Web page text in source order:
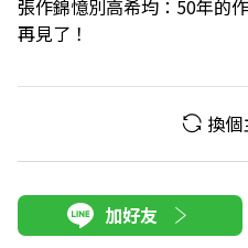
張作錦憶別高希均：50年的
再見了！
換
加好友